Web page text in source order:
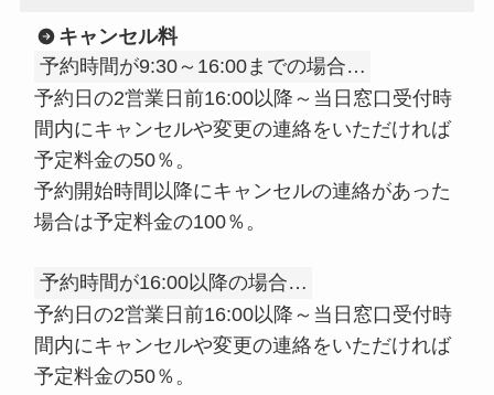
キャンセル料
予約時間が9:30～16:00までの場合…
予約日の2営業日前16:00以降～当日窓口受付時
間内にキャンセルや変更の連絡をいただければ
予定料金の50％。
予約開始時間以降にキャンセルの連絡があった
場合は予定料金の100％。
予約時間が16:00以降の場合…
予約日の2営業日前16:00以降～当日窓口受付時
間内にキャンセルや変更の連絡をいただければ
予定料金の50％。